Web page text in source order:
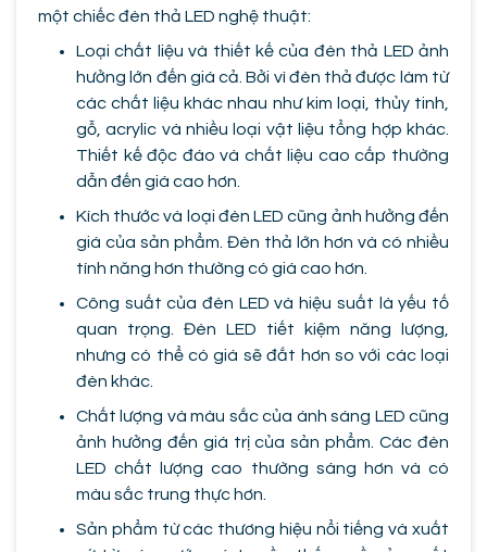
một chiếc đèn thả LED nghệ thuật:
Loại chất liệu và thiết kế của đèn thả LED ảnh
hưởng lớn đến giá cả. Bởi vì đèn thả được làm từ
các chất liệu khác nhau như kim loại, thủy tinh,
gỗ, acrylic và nhiều loại vật liệu tổng hợp khác.
Thiết kế độc đáo và chất liệu cao cấp thường
dẫn đến giá cao hơn.
Kích thước và loại đèn LED cũng ảnh hưởng đến
giá của sản phẩm. Đèn thả lớn hơn và có nhiều
tính năng hơn thường có giá cao hơn.
Công suất của đèn LED và hiệu suất là yếu tố
quan trọng. Đèn LED tiết kiệm năng lượng,
nhưng có thể có giá sẽ đắt hơn so với các loại
đèn khác.
Chất lượng và màu sắc của ánh sáng LED cũng
ảnh hưởng đến giá trị của sản phẩm. Các đèn
LED chất lượng cao thường sáng hơn và có
màu sắc trung thực hơn.
Sản phẩm từ các thương hiệu nổi tiếng và xuất